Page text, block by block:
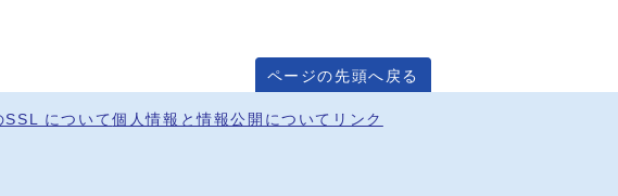
ページの先頭へ戻る
SSL について個人情報と情報公開について リンク